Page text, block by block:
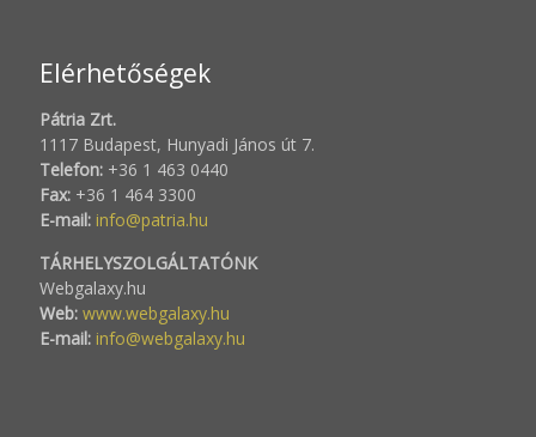
Elérhetőségek
Pátria Zrt.
1117 Budapest, Hunyadi János út 7.
Telefon: +36 1 463 0440
Fax: +36 1 464 3300
E-mail: info@patria.hu
TÁRHELYSZOLGÁLTATÓNK
Webgalaxy.hu
Web: www.webgalaxy.hu
E-mail: info@webgalaxy.hu